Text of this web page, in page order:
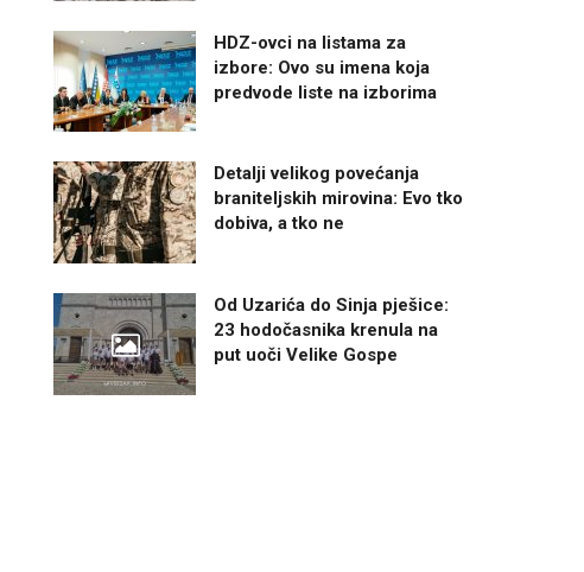
HDZ-ovci na listama za
izbore: Ovo su imena koja
predvode liste na izborima
Detalji velikog povećanja
braniteljskih mirovina: Evo tko
dobiva, a tko ne
Od Uzarića do Sinja pješice:
23 hodočasnika krenula na
put uoči Velike Gospe